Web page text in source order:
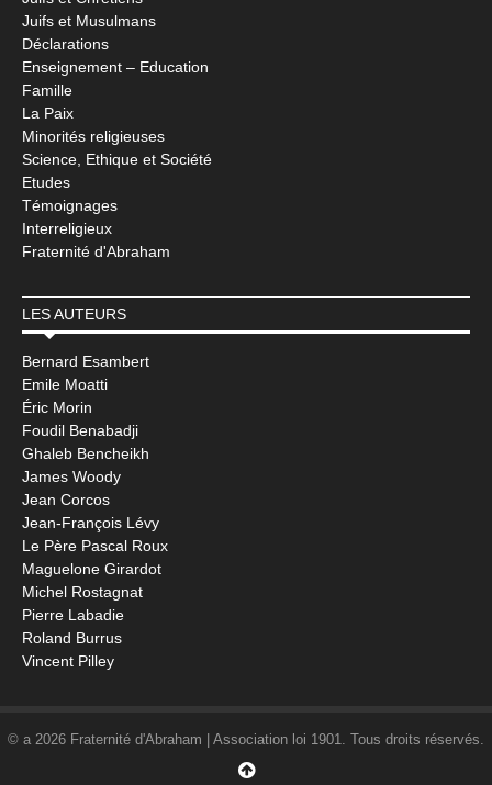
Juifs et Musulmans
Déclarations
Enseignement – Education
Famille
La Paix
Minorités religieuses
Science, Ethique et Société
Etudes
Témoignages
Interreligieux
Fraternité d'Abraham
LES AUTEURS
Bernard Esambert
Emile Moatti
Éric Morin
Foudil Benabadji
Ghaleb Bencheikh
James Woody
Jean Corcos
Jean-François Lévy
Le Père Pascal Roux
Maguelone Girardot
Michel Rostagnat
Pierre Labadie
Roland Burrus
Vincent Pilley
© a 2026 Fraternité d'Abraham | Association loi 1901. Tous droits réservés.